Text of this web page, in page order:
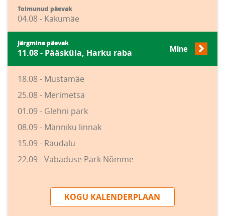
Toimunud päevak
04.08 - Kakumäe
Järgmine päevak
11.08 - Pääsküla, Harku raba Mine
18.08 - Mustamäe
25.08 - Merimetsa
01.09 - Glehni park
08.09 - Männiku linnak
15.09 - Raudalu
22.09 - Vabaduse Park Nõmme
KOGU KALENDERPLAAN